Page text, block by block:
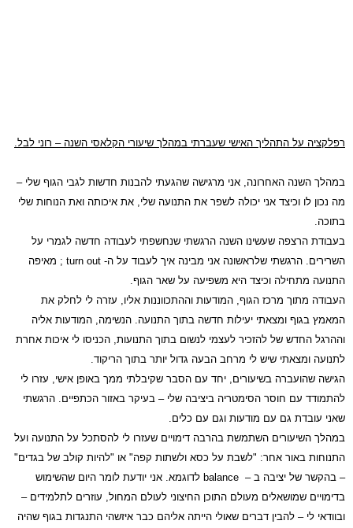
רפלקציה על התהליך האישי שעברתי במהלך שיעורי הקלאסי השנה – רוני לבל.
במהלך השנה האחרונה, אני מרגישה שהגעתי להבנות חדשות לגבי הגוף שלי –
מה נכון לו וכיצד אני יכולה לשפר את התנועה שלי, את איכותה ואת הנוחות שלי
בתוכה.
בעבודת הרצפה שעשינו השנה הרגשתי שנחשפתי לעבודה חדשה לגמרי על
השרירים. הרגשתי שלראשונה אני מבינה איך לעבוד על ה- turn out ; מאיפה
התנועה מתחילה וכיצד היא משפיעה על שאר הגוף.
העבודה מתוך מרכז הגוף, המודעות וההתכווננות אליו, עזרה לי לחלק את
המאמץ בגוף ומצאתי יעילות חדשה בתוך התנועה. הנשימה, המודעות אליה
וההרגל החדש של להזכיר לעצמי לנשום בתוך התנועות, הכניסו לי איכות אחרת
לתנועה ומצאתי שיש לי מרחב הבעה גדול יותר בתוך הריקוד.
הגישה שהועברה בשיעורים, יחד עם הסבר שקיבלתי ממך באופן אישי, עזרו לי
להתמודד עם חוסר הסימטריה ביציבה שלי – בעיקר באזור הכתפיים. הרגשתי
שאני עובדת גם עם מודעות וגם עם כלים.
במהלך השיעורים השתמשת בהרבה דימויים שעזרו לי להסתכל על התנועה ועל
התנוחות באור אחר: "לשבת על כסא ולשתות קפה" או "להיות קולב של בגדים"
– בהקשר של יציבה ב – balance לדוגמא. אני יודעת לומר היום שהשימוש
בדימויים שמושאלים מעולם התוכן החיצוני לעולם המחול, עוזרים לתלמידים –
ובוודאי לי – להבין דברים שאולי הייתה אליהם כבר איזשהי התנגדות בגוף שהיה